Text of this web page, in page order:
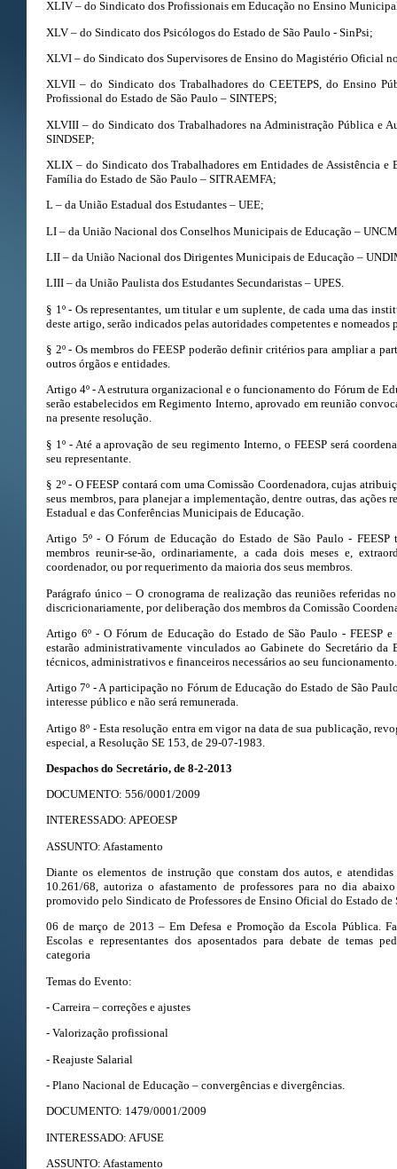
XLIV – do Sindicato dos Profissionais em Educação no Ensino
XLV – do Sindicato dos Psicólogos do Estado de São Paulo - SinPsi;
XLVI – do Sindicato dos Supervisores de Ensino do Magistério Oficial
XLVII – do Sindicato dos Trabalhadores do CEETEPS, do Ensino
Profissional do Estado de São Paulo – SINTEPS;
XLVIII – do Sindicato dos Trabalhadores na Administração Pública e
SINDSEP;
XLIX – do Sindicato dos Trabalhadores em Entidades de Assistência e
Família do Estado de São Paulo – SITRAEMFA;
L – da União Estadual dos Estudantes – UEE;
LI – da União Nacional dos Conselhos Municipais de Educação –
LII – da União Nacional dos Dirigentes Municipais de Educação –
LIII – da União Paulista dos Estudantes Secundaristas – UPES.
§ 1º - Os representantes, um titular e um suplente, de cada uma das
deste artigo, serão indicados pelas autoridades competentes e nomeados
§ 2º - Os membros do FEESP poderão definir critérios para ampliar a
outros órgãos e entidades.
Artigo 4º - A estrutura organizacional e o funcionamento do Fórum de
serão estabelecidos em Regimento Interno, aprovado em reunião
na presente resolução.
§ 1º - Até a aprovação de seu regimento Interno, o FEESP será
seu representante.
§ 2º - O FEESP contará com uma Comissão Coordenadora, cujas
seus membros, para planejar a implementação, dentre outras, das ações
Estadual e das Conferências Municipais de Educação.
Artigo 5º - O Fórum de Educação do Estado de São Paulo - FEESP
membros reunir-se-ão, ordinariamente, a cada dois meses e,
coordenador, ou por requerimento da maioria dos seus membros.
Parágrafo único – O cronograma de realização das reuniões referidas
discricionariamente, por deliberação dos membros da Comissão
Artigo 6º - O Fórum de Educação do Estado de São Paulo - FEESP e
estarão administrativamente vinculados ao Gabinete do Secretário da
técnicos, administrativos e financeiros necessários ao seu funcionamento.
Artigo 7º - A participação no Fórum de Educação do Estado de São
interesse público e não será remunerada.
Artigo 8º - Esta resolução entra em vigor na data de sua publicação,
especial, a Resolução SE 153, de 29-07-1983.
Despachos do Secretário, de 8-2-2013
DOCUMENTO: 556/0001/2009
INTERESSADO: APEOESP
ASSUNTO: Afastamento
Diante os elementos de instrução que constam dos autos, e
10.261/68, autoriza o afastamento de professores para no dia
promovido pelo Sindicato de Professores de Ensino Oficial do Estado de
06 de março de 2013 – Em Defesa e Promoção da Escola Pública.
Escolas e representantes dos aposentados para debate de temas
categoria
Temas do Evento:
- Carreira – correções e ajustes
- Valorização profissional
- Reajuste Salarial
- Plano Nacional de Educação – convergências e divergências.
DOCUMENTO: 1479/0001/2009
INTERESSADO: AFUSE
ASSUNTO: Afastamento